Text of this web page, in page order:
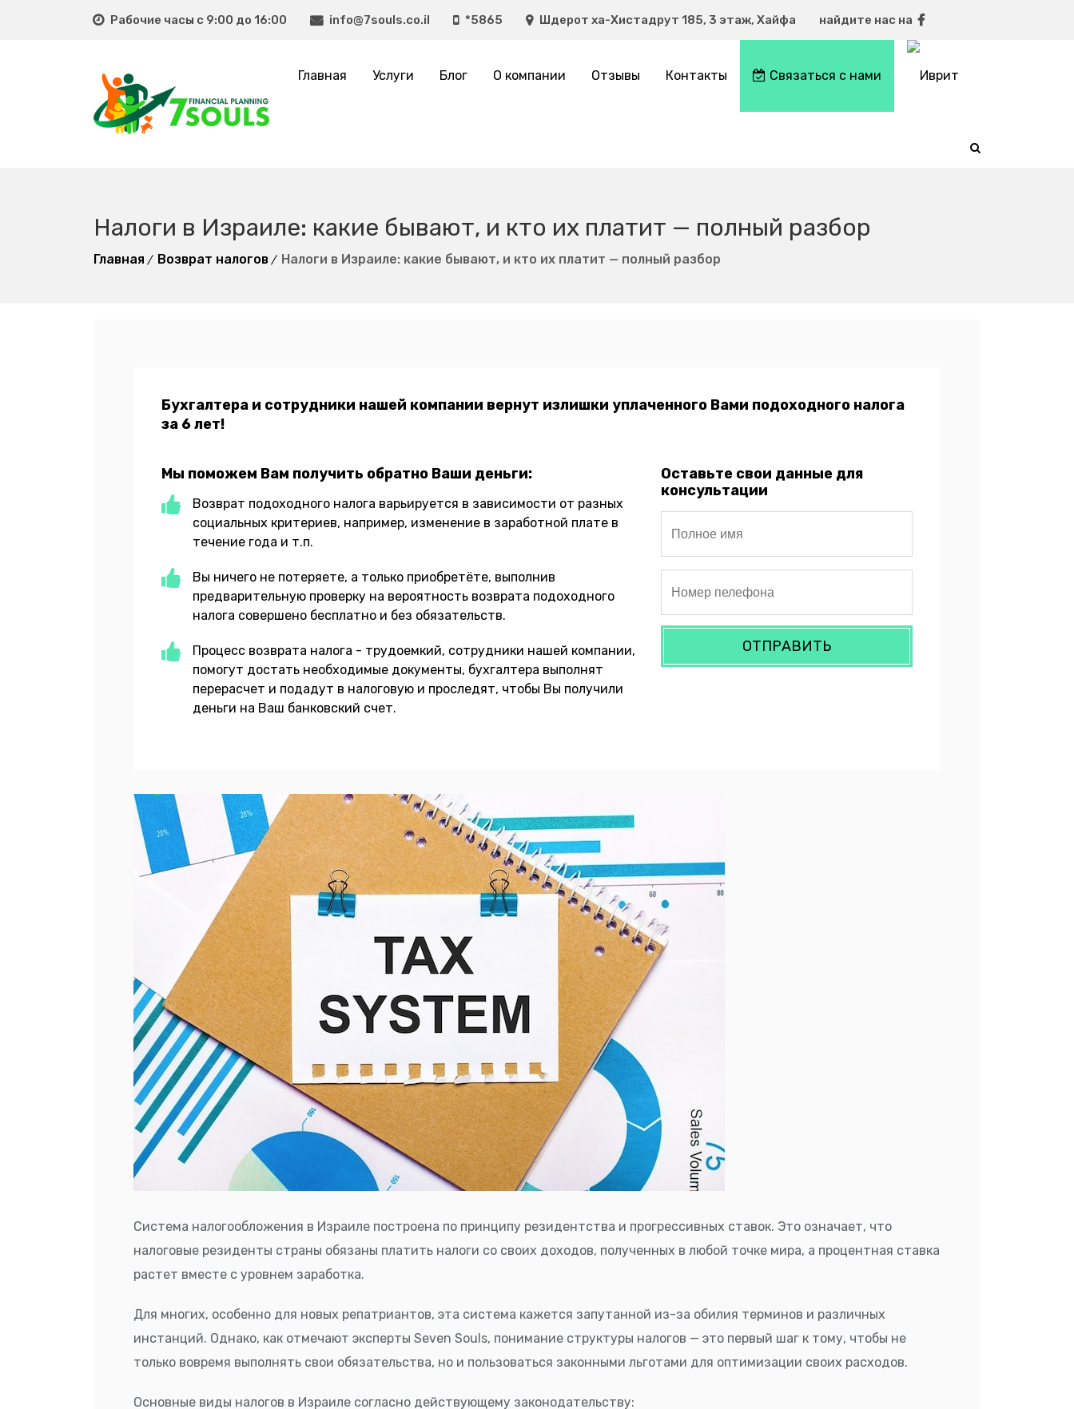
Рабочие часы с 9:00 до 16:00 info@7souls.co.il *5865 Шдерот ха-Хистадрут 185, 3 этаж, Хайфа найдите нас на
Главная Услуги Блог О компании Отзывы Контакты Связаться с нами
Налоги в Израиле: какие бывают, и кто их платит — полный разбор
Главная Возврат налогов Налоги в Израиле: какие бывают, и кто их платит — полный разбор
Бухгалтера и сотрудники нашей компании вернут излишки уплаченного Вами подоходного налога
за 6 лет!
Мы поможем Вам получить обратно Ваши деньги:
Возврат подоходного налога варьируется в зависимости от разных
социальных критериев, например, изменение в заработной плате в
течение года и т.п.
Вы ничего не потеряете, а только приобретёте, выполнив
предварительную проверку на вероятность возврата подоходного
налога совершено бесплатно и без обязательств.
Процесс возврата налога - трудоемкий, сотрудники нашей компании,
помогут достать необходимые документы, бухгалтера выполнят
перерасчет и подадут в налоговую и проследят, чтобы Вы получили
деньги на Ваш банковский счет.
Оставьте свои данные для
консультации
ОТПРАВИТЬ
Система налогообложения в Израиле построена по принципу резидентства и прогрессивных ставок. Это означает, что
налоговые резиденты страны обязаны платить налоги со своих доходов, полученных в любой точке мира, а процентная ставка
растет вместе с уровнем заработка.
Для многих, особенно для новых репатриантов, эта система кажется запутанной из-за обилия терминов и различных
инстанций. Однако, как отмечают эксперты Seven Souls, понимание структуры налогов — это первый шаг к тому, чтобы не
только вовремя выполнять свои обязательства, но и пользоваться законными льготами для оптимизации своих расходов.
Основные виды налогов в Израиле согласно действующему законодательству: